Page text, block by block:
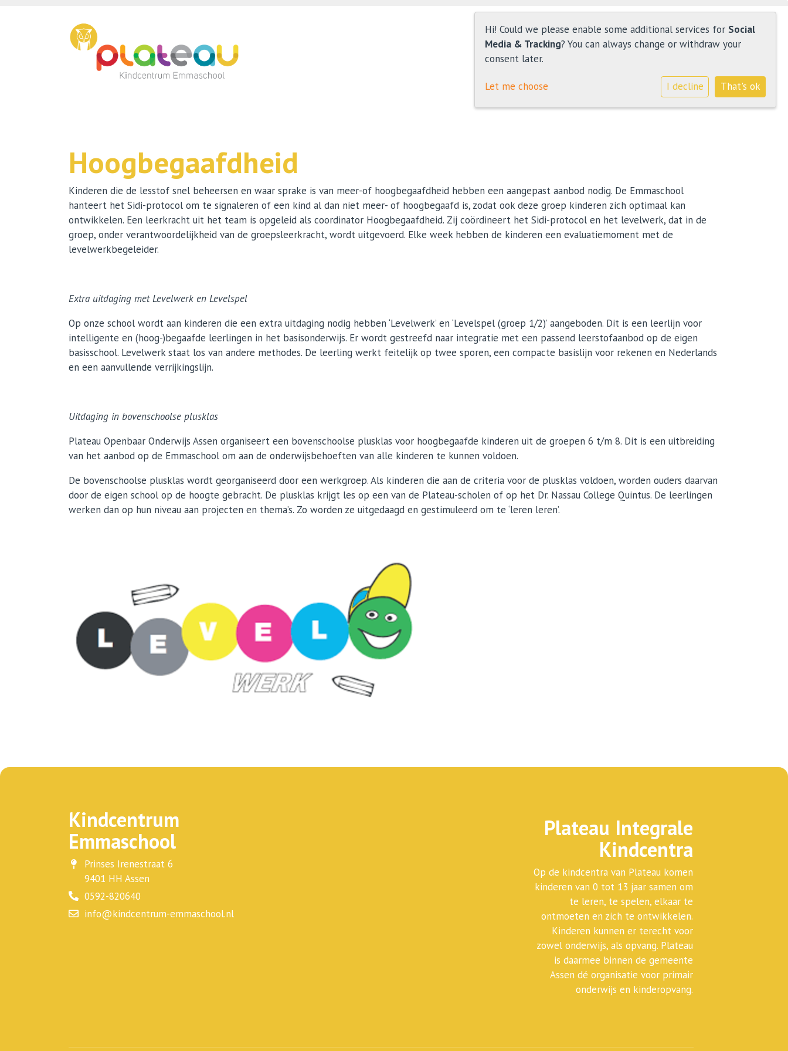
Hoogbegaafdheid
Kinderen die de lesstof snel beheersen en waar sprake is van meer-of hoogbegaafdheid hebben een aangepast aanbod nodig. De Emmaschool
hanteert het Sidi-protocol om te signaleren of een kind al dan niet meer- of hoogbegaafd is, zodat ook deze groep kinderen zich optimaal kan
ontwikkelen. Een leerkracht uit het team is opgeleid als coordinator Hoogbegaafdheid. Zij coördineert het Sidi-protocol en het levelwerk, dat in de
groep, onder verantwoordelijkheid van de groepsleerkracht, wordt uitgevoerd. Elke week hebben de kinderen een evaluatiemoment met de
levelwerkbegeleider.
Extra uitdaging met Levelwerk en Levelspel
Op onze school wordt aan kinderen die een extra uitdaging nodig hebben ‘Levelwerk’ en ‘Levelspel (groep 1/2)’ aangeboden. Dit is een leerlijn voor
intelligente en (hoog-)begaafde leerlingen in het basisonderwijs. Er wordt gestreefd naar integratie met een passend leerstofaanbod op de eigen
basisschool. Levelwerk staat los van andere methodes. De leerling werkt feitelijk op twee sporen, een compacte basislijn voor rekenen en Nederlands
en een aanvullende verrijkingslijn.
Uitdaging in bovenschoolse plusklas
Plateau Openbaar Onderwijs Assen organiseert een bovenschoolse plusklas voor hoogbegaafde kinderen uit de groepen 6 t/m 8. Dit is een uitbreiding
van het aanbod op de Emmaschool om aan de onderwijsbehoeften van alle kinderen te kunnen voldoen.
De bovenschoolse plusklas wordt georganiseerd door een werkgroep. Als kinderen die aan de criteria voor de plusklas voldoen, worden ouders daarvan
door de eigen school op de hoogte gebracht. De plusklas krijgt les op een van de Plateau-scholen of op het Dr. Nassau College Quintus. De leerlingen
werken dan op hun niveau aan projecten en thema’s. Zo worden ze uitgedaagd en gestimuleerd om te ‘leren leren’.
Kindcentrum
Emmaschool
Prinses Irenestraat 6
9401 HH Assen
0592-820640
info@kindcentrum-emmaschool.nl
Plateau Integrale
Kindcentra
Op de kindcentra van Plateau komen
kinderen van 0 tot 13 jaar samen om
te leren, te spelen, elkaar te
ontmoeten en zich te ontwikkelen.
Kinderen kunnen er terecht voor
zowel onderwijs, als opvang. Plateau
is daarmee binnen de gemeente
Assen dé organisatie voor primair
onderwijs en kinderopvang.
Hi! Could we please enable some additional services for Social
Media & Tracking? You can always change or withdraw your
consent later.
Let me choose I decline That's ok